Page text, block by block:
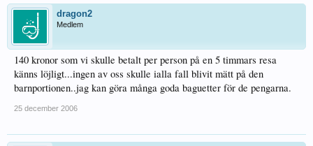
dragon2
Medlem
140 kronor som vi skulle betalt per person på en 5 timmars resa
känns löjligt...ingen av oss skulle ialla fall blivit mätt på den
barnportionen..jag kan göra många goda baguetter för de pengarna.
25 december 2006